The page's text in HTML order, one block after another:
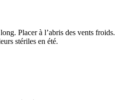
Placer à l’abris des vents froids.
stériles en été.